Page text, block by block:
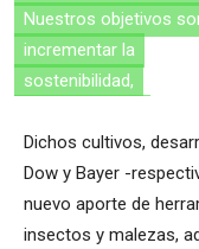
Nuestros objetivos
incrementar la
sostenibilidad,
Dichos cultivos,
Dow y Bayer -
nuevo aporte de
insectos y malezas,